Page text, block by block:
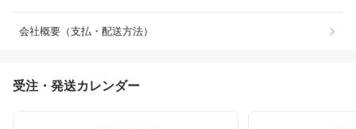
会社概要（支払・配送方法）
受注・発送カレンダー